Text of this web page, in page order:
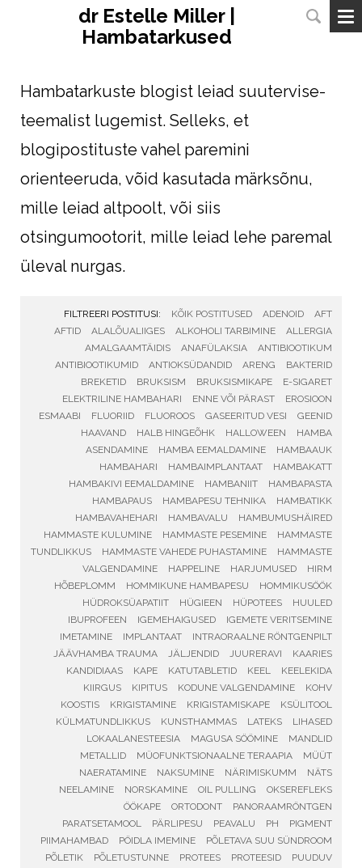
dr Estelle Miller |
Hambatarkused
Hambatarkuste blogist leiad suutervise-
teemalist lugemist. Selleks, et
blogipostituste vahel paremini
orienteeruda, võid kasutada märksõnu,
mille leiad altpoolt, või siis
otsingumootorit, mille leiad lehe paremal
üleval nurgas.
FILTREERI POSTITUSI: KÕIK POSTITUSED ADENOID
AFT
AFTID
ALALÕUALIIGES ALKOHOLI TARBIMINE
ALLERGIA
AMALGAAMTÄIDIS
ANAFÜLAKSIA
ANTIBIOOTIKUM
ANTIBIOOTIKUMID
ANTIOKSÜDANDID ARENG
BAKTERID
BREKETID
BRUKSISM BRUKSISMIKAPE
E-SIGARET
ELEKTRILINE HAMBAHARI
ENNE VÕI PÄRAST
EROSIOON
ESMAABI
FLUORIID FLUOROOS GASEERITUD VESI
GEENID
HAAVAND
HALB HINGEÕHK HALLOWEEN
HAMBA
ASENDAMINE
HAMBA EEMALDAMINE
HAMBAAUK
HAMBAHARI
HAMBAIMPLANTAAT
HAMBAKATT
HAMBAKIVI EEMALDAMINE
HAMBANIIT
HAMBAPASTA
HAMBAPAUS
HAMBAPESU TEHNIKA
HAMBATIKK
HAMBAVAHEHARI
HAMBAVALU
HAMBUMUSHÄIRED
HAMMASTE KULUMINE
HAMMASTE PESEMINE
HAMMASTE
TUNDLIKKUS
HAMMASTE VAHEDE PUHASTAMINE
HAMMASTE
VALGENDAMINE
HAPPELINE HARJUMUSED
HIRM
HÕBEPLOMM
HOMMIKUNE HAMBAPESU
HOMMIKUSÖÖK
HÜDROKSÜAPATIIT
HÜGIEEN HÜPOTEES
HUULED
IBUPROFEEN
IGEMEHAIGUSED
IGEMETE VERITSEMINE
IMETAMINE
IMPLANTAAT
INTRAORAALNE RÖNTGENPILT
JÄÄVHAMBA TRAUMA
JÄLJENDID JUURERAVI
KAARIES
KANDIDIAAS
KAPE KATUTABLETID KEEL
KEELEKIDA
KIIRGUS
KIPITUS KODUNE VALGENDAMINE
KOHV
KOOSTIS
KRIGISTAMINE KRIGISTAMISKAPE
KSÜLITOOL
KÜLMATUNDLIKKUS
KUNSTHAMMAS LATEKS
LIHASED
LOKAALANESTEESIA
MAGUSA SÖÖMINE
MANDLID
METALLID
MÜOFUNKTSIONAALNE TERAAPIA
MÜÜT
NAERATAMINE
NAKSUMINE NÄRIMISKUMM
NÄTS
NEELAMINE
NORSKAMINE OIL PULLING
OKSEREFLEKS
ÖÖKAPE
ORTODONT
PANORAAMRÖNTGEN
PARATSETAMOOL
PÄRLIPESU PEAVALU PH
PIGMENT
PIIMAHAMBAD
PÖIDLA IMEMINE
PÕLETAVA SUU SÜNDROOM
PÕLETIK
PÕLETUSTUNNE PROTEES PROTEESID
PUUDUV